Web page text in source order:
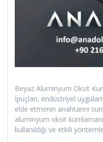
Beyaz Aluminyum Oksit
İpuçları, endüstriyel
elde etmenin anahtarını
aluminyum oksit
kullanıldığı ve etkili